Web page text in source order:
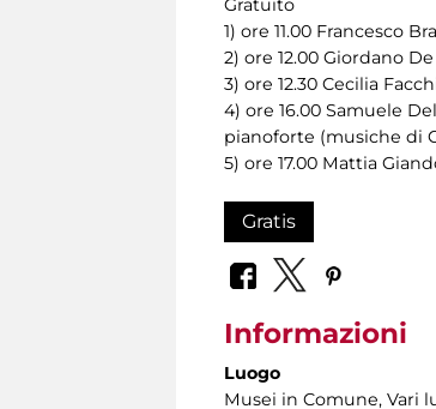
Gratuito
1) ore 11.00 Francesco
2) ore 12.00 Giordano
3) ore 12.30 Cecilia
4) ore 16.00 Samuele
pianoforte (musiche di
5) ore 17.00 Mattia
Gratis
Informazioni
Luogo
Musei in Comune, Vari